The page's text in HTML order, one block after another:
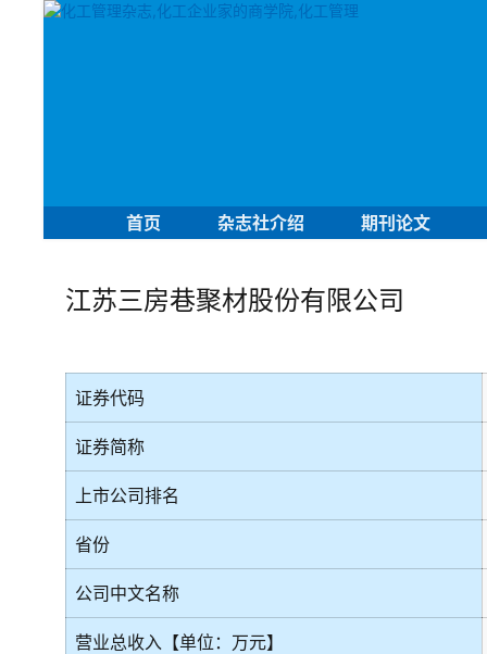
首页 杂志社介绍 期刊论文
江苏三房巷聚材股份有限公司
证券代码
证券简称
上市公司排名
省份
公司中文名称
营业总收入【单位：万元】